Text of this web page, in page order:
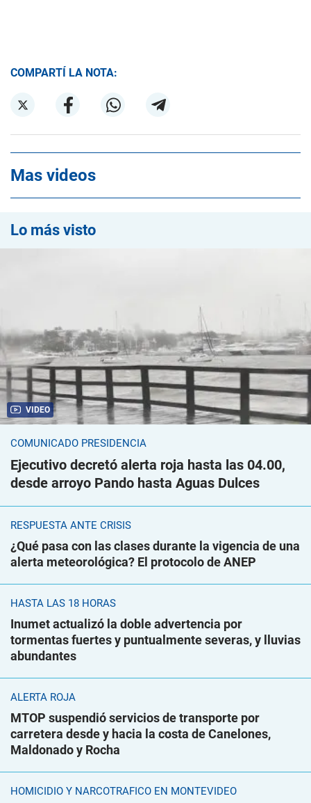
COMPARTÍ LA NOTA:
Mas videos
Lo más visto
VIDEO
COMUNICADO PRESIDENCIA
Ejecutivo decretó alerta roja hasta las 04.00,
desde arroyo Pando hasta Aguas Dulces
RESPUESTA ANTE CRISIS
¿Qué pasa con las clases durante la vigencia de una
alerta meteorológica? El protocolo de ANEP
HASTA LAS 18 HORAS
Inumet actualizó la doble advertencia por
tormentas fuertes y puntualmente severas, y lluvias
abundantes
ALERTA ROJA
MTOP suspendió servicios de transporte por
carretera desde y hacia la costa de Canelones,
Maldonado y Rocha
HOMICIDIO Y NARCOTRÁFICO EN MONTEVIDEO